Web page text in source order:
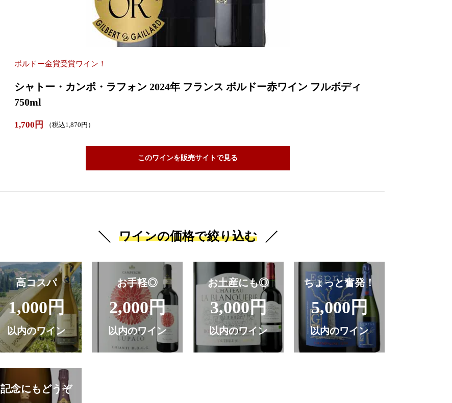
ボルドー金賞受賞ワイン！
シャトー・カンポ・ラフォン 2024年 フランス ボルドー赤ワイン フルボディ
750ml
1,700円 （税込1,870円）
このワインを販売サイトで見る
ワインの価格で絞り込む
高コスパ
1,000円
以内のワイン
お手軽◎
2,000円
以内のワイン
お土産にも◎
3,000円
以内のワイン
ちょっと奮発！
5,000円
以内のワイン
記念にもどうぞ